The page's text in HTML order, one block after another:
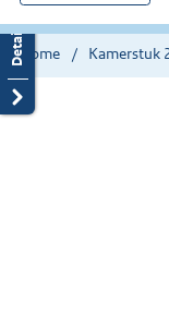
hier:
Home Kamerstuk